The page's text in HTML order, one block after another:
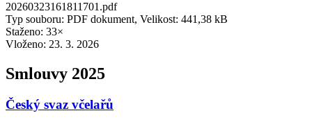
20260323161811701.pdf
Typ souboru: PDF dokument, Velikost: 441,38 kB
Staženo: 33×
Vloženo: 23. 3. 2026
Smlouvy 2025
Český svaz včelařů